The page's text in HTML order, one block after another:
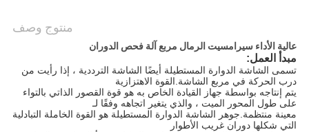
منتوج وصف
عالية الأداء سيرامسيت الرمال مربع آلة فحص الدوران
مبدأ العمل:
تسمى الشاشة الدوارة المستطيلة أيضًا الشاشة الترددية ، إذا رأيت من
درب الحركة في مربع الشاشة.القوة الاهتزازية
يتم إنتاجه بواسطة جهاز القيادة الخاص به هو قوة القصور الذاتي بالتواء
على طول المحور الميت ، والذي يتغير اتجاهه وفقًا لـ
معينة منتظمة.جوهر الشاشة الدوارة المستطيلة هو القوة الخاملة التبادلية
التي شكلها دوران غريب الأطوار